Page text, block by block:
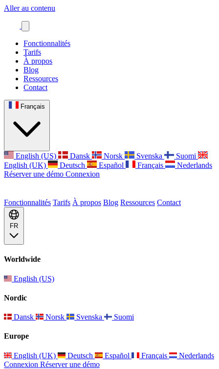
Aller au contenu
Fonctionnalités
Tarifs
À propos
Blog
Ressources
Contact
Français
English (US) Dansk Norsk Svenska
Suomi
English (UK)
Deutsch Español Français
Nederlands
Réserver une démo Connexion
Fonctionnalités Tarifs À propos Blog Ressources Contact
FR
Worldwide
English (US)
Nordic
Dansk Norsk Svenska Suomi
Europe
English (UK) Deutsch Español Français
Nederlands
Connexion Réserver une démo